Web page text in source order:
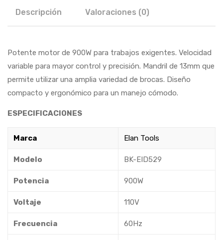
Descripción Valoraciones (0)
Potente motor de 900W para trabajos exigentes. Velocidad
variable para mayor control y precisión. Mandril de 13mm que
permite utilizar una amplia variedad de brocas. Diseño
compacto y ergonómico para un manejo cómodo.
ESPECIFICACIONES
Marca Elan Tools
Modelo BK-EID529
Potencia 900W
Voltaje 110V
Frecuencia 60Hz